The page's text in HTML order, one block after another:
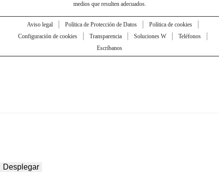
medios que resulten adecuados.
Aviso legal Política de Protección de Datos
Política de cookies
Configuración de cookies
Transparencia Soluciones W
Teléfonos
Escríbanos
Desplegar